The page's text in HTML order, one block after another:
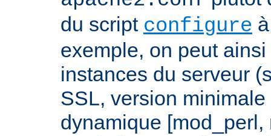
du script configure
exemple, on peut
instances du serveur
SSL, version
dynamique